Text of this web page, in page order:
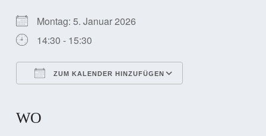
Montag: 5. Januar 2026
14:30 - 15:30
ZUM KALENDER HINZUFÜGEN
WO